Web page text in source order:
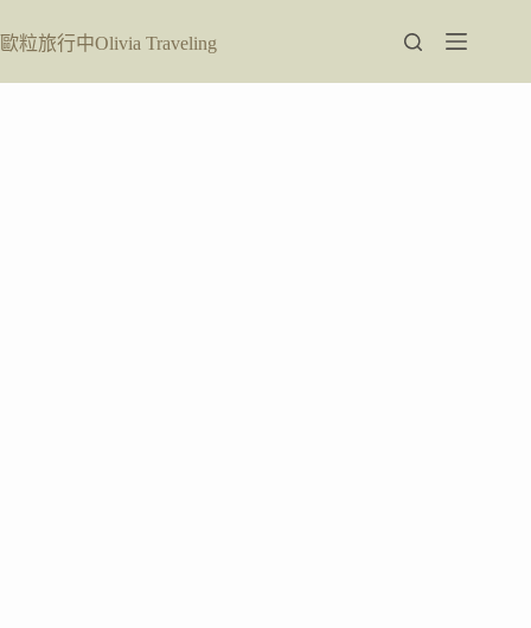
至
歐粒旅行中Olivia Traveling